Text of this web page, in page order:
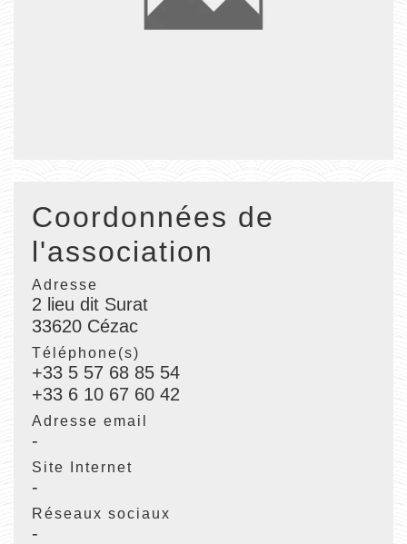
Coordonnées de
l'association
Adresse
2 lieu dit Surat
33620 Cézac
Téléphone(s)
+33 5 57 68 85 54
+33 6 10 67 60 42
Adresse email
-
Site Internet
-
Réseaux sociaux
-